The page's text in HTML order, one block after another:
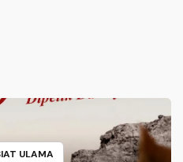
ULAMA